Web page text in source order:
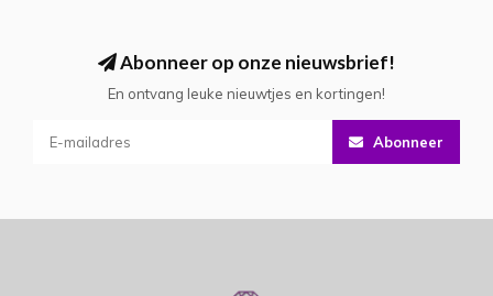
Abonneer op onze nieuwsbrief!
En ontvang leuke nieuwtjes en kortingen!
Abonneer